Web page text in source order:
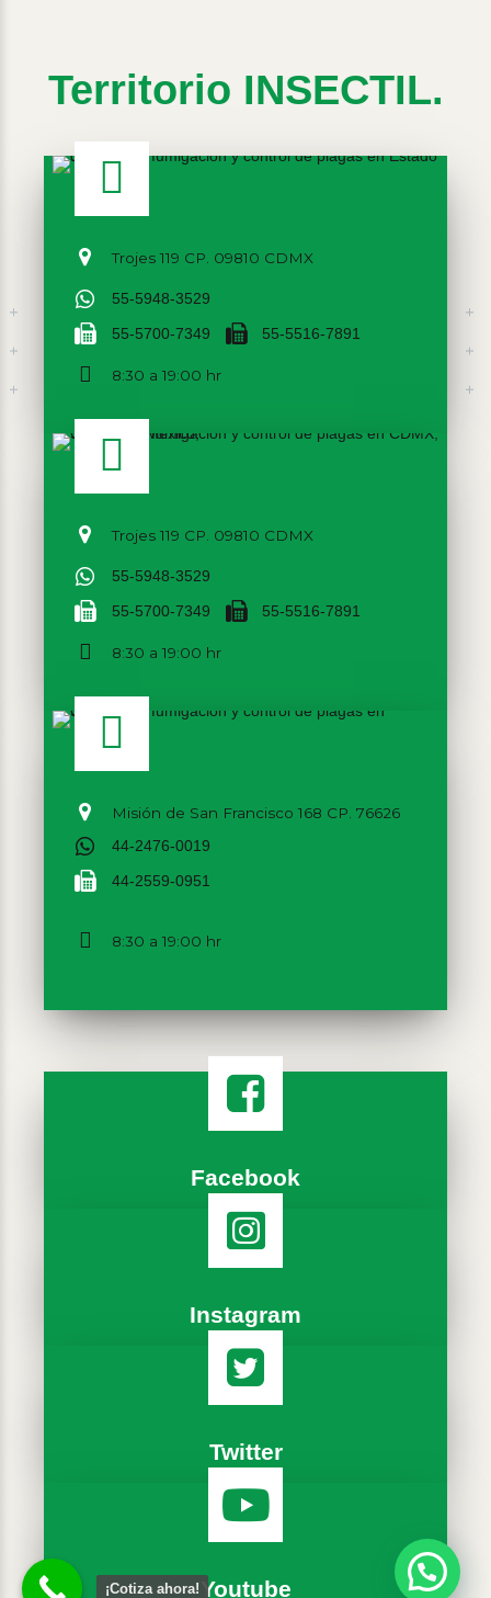
Territorio INSECTIL.
Trojes 119 CP. 09810 CDMX
55-5948-3529
55-5700-7349 55-5516-7891
8:30 a 19:00 hr
Trojes 119 CP. 09810 CDMX
55-5948-3529
55-5700-7349 55-5516-7891
8:30 a 19:00 hr
Misión de San Francisco 168 CP. 76626
44-2476-0019
44-2559-0951
8:30 a 19:00 hr
Facebook
Instagram
Twitter
Youtube
¡Cotiza ahora!